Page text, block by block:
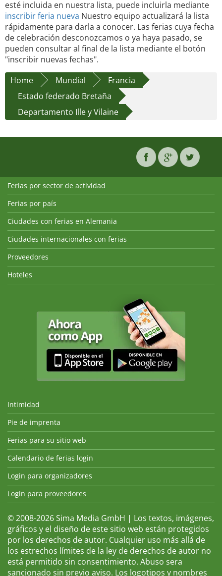
esté incluida en nuestra lista, puede incluirla mediante
inscribir feria nueva Nuestro equipo actualizará la lista
rápidamente para darla a conocer. Las ferias cuya fecha
de celebración desconozcamos o ya haya pasado, se
pueden consultar al final de la lista mediante el botón
"inscribir nuevas fechas".
Home
Mundial
Francia
Estado federado Bretaña
Departamento Ille y Vilaine
Ferias por sector de actividad
Ferias por país
Ciudades con ferias en Alemania
Ciudades internacionales con ferias
Proveedores
Hoteles
Intimidad
Pie de imprenta
Ferias para su sitio web
Calendario de ferias login
Login para organizadores
Login para proveedores
© 2008-2026 Sima Media GmbH | Los textos, imágenes,
gráficos y el diseño de este sitio web están protegidos
por los derechos de autor. Cualquier uso más allá de
los estrechos límites de la ley de derechos de autor no
está permitido sin consentimiento. Abuso sera
sancionado sin previo aviso. Los logotipos y nombres